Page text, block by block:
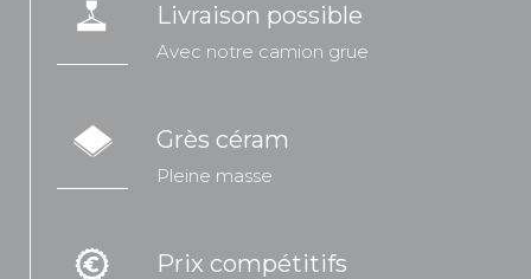
Livraison possible
Avec notre camion grue
Grès céram
Pleine masse
Prix compétitifs